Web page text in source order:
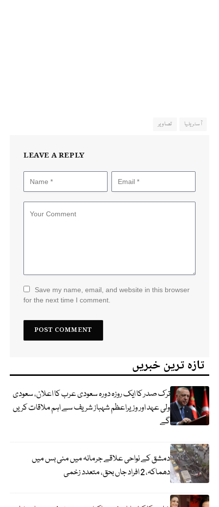
آسٹریلیا تصاویر
LEAVE A REPLY
Save my name, email, and website in this browser
for the next time I comment.
تازہ ترین خبریں
ترک صدر کا ایک روزہ دورہ سعودی عرب کا اعلان، سعودی
ولی عہد اور وزیراعظم شہباز شریف سے اہم ملاقات کریں
گے
دمشق کے نواحی علاقے جرمانہ میں منی بس میں
دھماکہ، 2 افراد جاں بحق، متعدد زخمی